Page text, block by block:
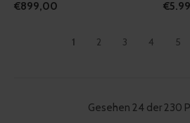
€899,00
1 2 3 4 5
Gesehen 24 der 230